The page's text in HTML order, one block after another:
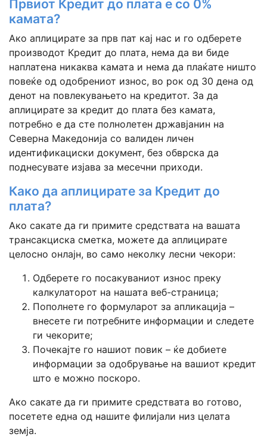
Првиот Кредит до плата е со 0%
камата?
Ако аплицирате за прв пат кај нас и го одберете
производот Кредит до плата, нема да ви биде
наплатена никаква камата и нема да плаќате ништо
повеќе од одобрениот износ, во рок од 30 дена од
денот на повлекувањето на кредитот. За да
аплицирате за кредит до плата без камата,
потребно е да сте полнолетен државјанин на
Северна Македонија со валиден личен
идентификациски документ, без обврска да
поднесувате изјава за месечни приходи.
Како да аплицирате за Кредит до
плата?
Ако сакате да ги примите средствата на вашата
трансакциска сметка, можете да аплицирате
целосно онлајн, во само неколку лесни чекори:
Одберете го посакуваниот износ преку
калкулаторот на нашата веб-страница;
Пополнете го формуларот за апликација –
внесете ги потребните информации и следете
ги чекорите;
Почекајте го нашиот повик – ќе добиете
информации за одобрување на вашиот кредит
што е можно поскоро.
Ако сакате да ги примите средствата во готово,
посетете една од нашите филијали низ целата
земја.